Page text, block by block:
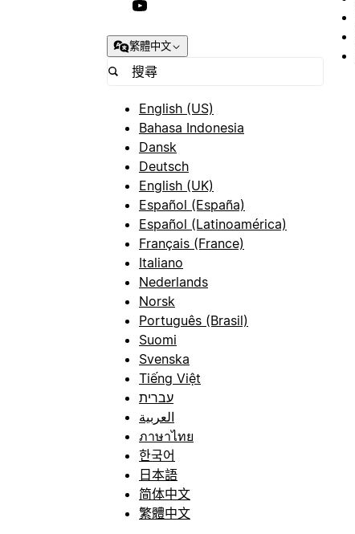
繁體中文
English (US)
Bahasa Indonesia
Dansk
Deutsch
English (UK)
Español (España)
Español (Latinoamérica)
Français (France)
Italiano
Nederlands
Norsk
Português (Brasil)
Suomi
Svenska
Tiếng Việt
עברית
العربية
ภาษาไทย
한국어
日本語
简体中文
繁體中文